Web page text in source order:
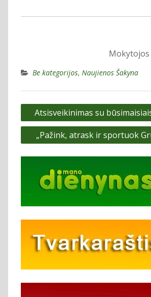
Mokytojos Lina
Be kategorijos, Naujienos Šakyna
Navigacija
tarp
įrašų
Atsisveikinimas su
„Pažink, atrask ir sportuok